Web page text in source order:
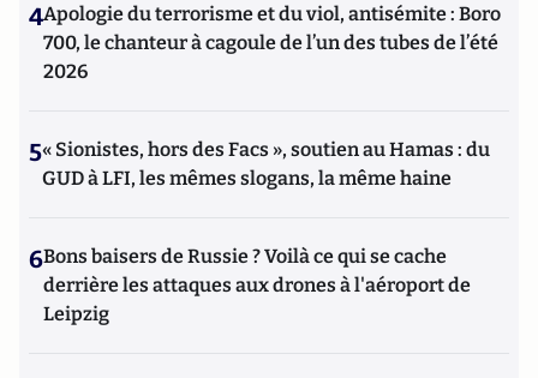
4Apologie du terrorisme et du viol, antisémite : Boro
700, le chanteur à cagoule de l’un des tubes de l’été
2026
5« Sionistes, hors des Facs », soutien au Hamas : du
GUD à LFI, les mêmes slogans, la même haine
6Bons baisers de Russie ? Voilà ce qui se cache
derrière les attaques aux drones à l'aéroport de
Leipzig